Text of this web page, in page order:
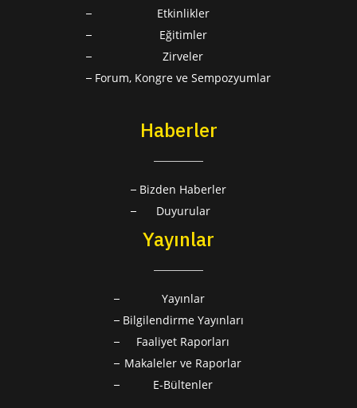
Etkinlikler
Eğitimler
Zirveler
Forum, Kongre ve Sempozyumlar
Haberler
Bizden Haberler
Duyurular
Yayınlar
Yayınlar
Bilgilendirme Yayınları
Faaliyet Raporları
Makaleler ve Raporlar
E-Bültenler